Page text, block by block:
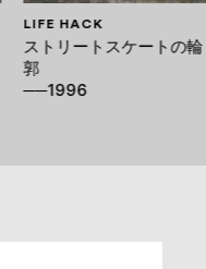
LIFE HACK
ストリートスケートの輪
郭
──1996